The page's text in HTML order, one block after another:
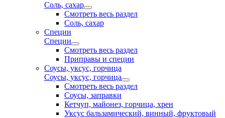
Соль, сахар
Смотреть весь раздел
Соль, сахар
Специи
Специи
Смотреть весь раздел
Приправы и специи
Соусы, уксус, горчица
Соусы, уксус, горчица
Смотреть весь раздел
Соусы, заправки
Кетчуп, майонез, горчица, хрен
Уксус бальзамический, винный, фруктовый